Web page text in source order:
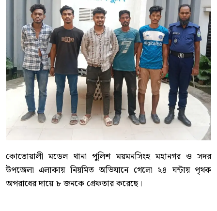
কোতোয়ালী মডেল থানা পুলিশ ময়মনসিংহ মহানগর ও সদর
উপজেলা এলাকায় নিয়মিত অভিযানে গেলো ২৪ ঘন্টায় পৃথক
অপরাধের দায়ে ৮ জনকে গ্রেফতার করেছে।